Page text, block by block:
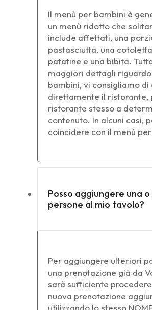
Il menù per bambini è
un menù ridotto che
include affettati, una
pastasciutta, una
patatine e una bibita.
maggiori dettagli
bambini, vi consigliamo
direttamente il ristorante,
ristorante stesso a
contenuto. In alcuni casi,
coincidere con il menù
Posso aggiungere una o
persone al mio tavolo?
Per aggiungere ulteriori
una prenotazione già da
sarà sufficiente
nuova prenotazione